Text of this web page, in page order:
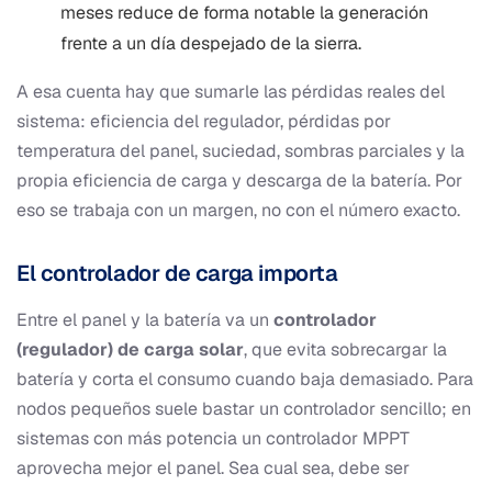
meses reduce de forma notable la generación
frente a un día despejado de la sierra.
A esa cuenta hay que sumarle las pérdidas reales del
sistema: eficiencia del regulador, pérdidas por
temperatura del panel, suciedad, sombras parciales y la
propia eficiencia de carga y descarga de la batería. Por
eso se trabaja con un margen, no con el número exacto.
El controlador de carga importa
Entre el panel y la batería va un controlador
(regulador) de carga solar, que evita sobrecargar la
batería y corta el consumo cuando baja demasiado. Para
nodos pequeños suele bastar un controlador sencillo; en
sistemas con más potencia un controlador MPPT
aprovecha mejor el panel. Sea cual sea, debe ser